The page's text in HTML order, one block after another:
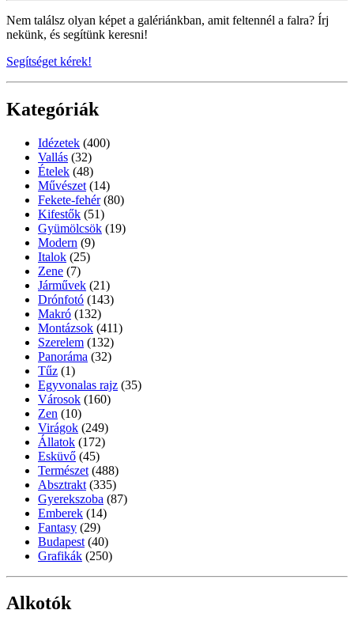
Nem találsz olyan képet a galériánkban, amit feltennél a falra? Írj
nekünk, és segítünk keresni!
Segítséget kérek!
Kategóriák
Idézetek (400)
Vallás (32)
Ételek (48)
Művészet (14)
Fekete-fehér (80)
Kifestők (51)
Gyümölcsök (19)
Modern (9)
Italok (25)
Zene (7)
Járművek (21)
Drónfotó (143)
Makró (132)
Montázsok (411)
Szerelem (132)
Panoráma (32)
Tűz (1)
Egyvonalas rajz (35)
Városok (160)
Zen (10)
Virágok (249)
Állatok (172)
Esküvő (45)
Természet (488)
Absztrakt (335)
Gyerekszoba (87)
Emberek (14)
Fantasy (29)
Budapest (40)
Grafikák (250)
Alkotók